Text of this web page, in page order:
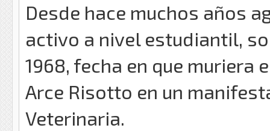
Desde hace muchos años
activo a nivel estudiantil,
1968, fecha en que
Arce Risotto en un
Veterinaria.